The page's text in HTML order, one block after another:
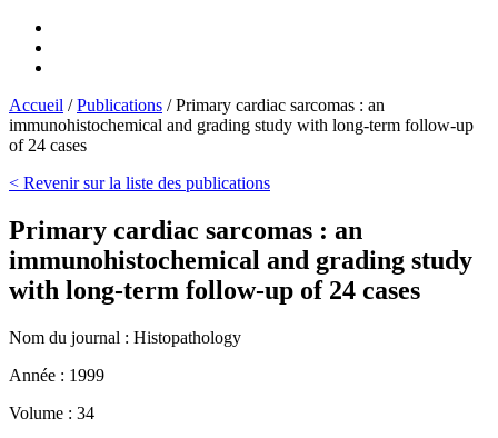
Accueil /Publications /Primary cardiac sarcomas : an
immunohistochemical and grading study with long-term follow-up
of 24 cases
< Revenir sur la liste des publications
Primary cardiac sarcomas : an
immunohistochemical and grading study
with long-term follow-up of 24 cases
Nom du journal : Histopathology
Année : 1999
Volume : 34